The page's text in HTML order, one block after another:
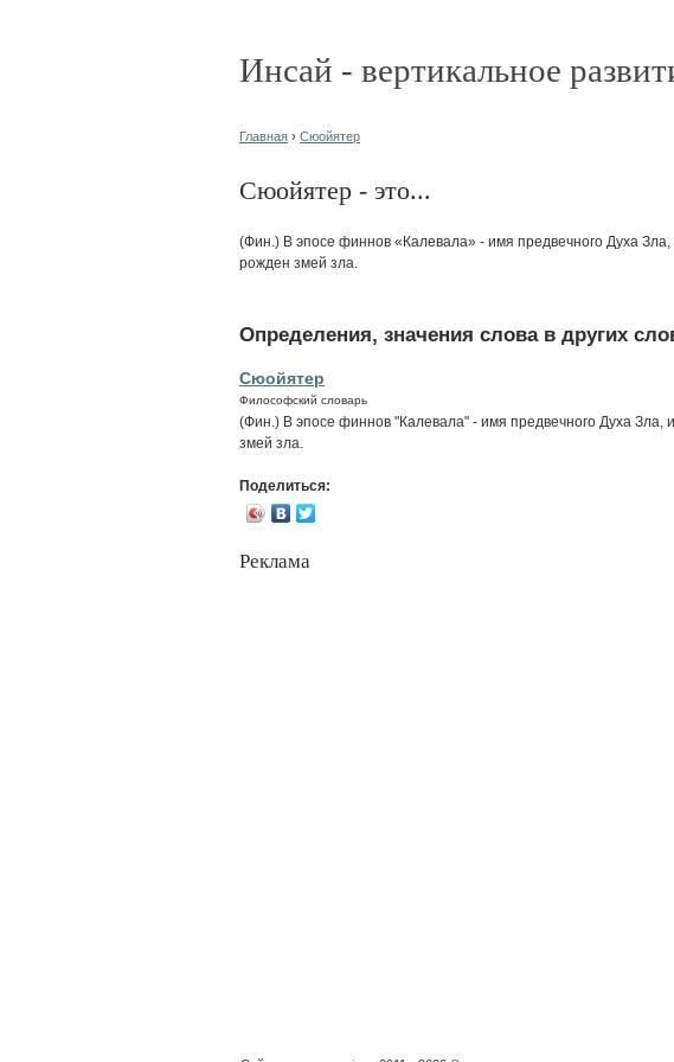
Инсай - вертикальное
Главная › Сюойятер
Сюойятер - это...
(Фин.) В эпосе финнов «Калевала» - имя предвечного Духа
рожден змей зла.
Определения, значения слова в других
Сюойятер
Философский словарь
(Фин.) В эпосе финнов "Калевала" - имя предвечного Духа Зла,
змей зла.
Поделиться:
Реклама